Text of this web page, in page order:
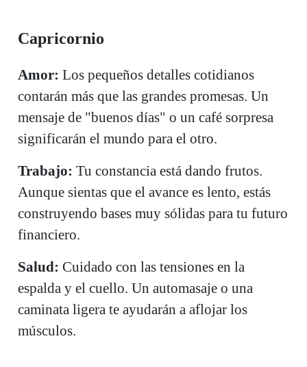
Capricornio
Amor: Los pequeños detalles cotidianos
contarán más que las grandes promesas. Un
mensaje de "buenos días" o un café sorpresa
significarán el mundo para el otro.
Trabajo: Tu constancia está dando frutos.
Aunque sientas que el avance es lento, estás
construyendo bases muy sólidas para tu futuro
financiero.
Salud: Cuidado con las tensiones en la
espalda y el cuello. Un automasaje o una
caminata ligera te ayudarán a aflojar los
músculos.